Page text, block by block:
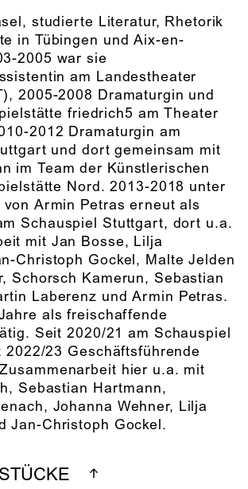
studierte Literatur, Rhetorik
in Tübingen und Aix-en-
2005 war sie
am Landestheater
2005-2008 Dramaturgin und
friedrich5 am Theater
2012 Dramaturgin am
und dort gemeinsam mit
im Team der Künstlerischen
Nord. 2013-2018 unter
Armin Petras erneut als
Schauspiel Stuttgart, dort u.a.
mit Jan Bosse, Lilja
Christoph Gockel, Malte Jelden
Schorsch Kamerun, Sebastian
Laberenz und Armin Petras.
als freischaffende
Seit 2020/21 am Schauspiel
23 Geschäftsführende
hier u.a. mit
Sebastian Hartmann,
Johanna Wehner, Lilja
Jan-Christoph Gockel.